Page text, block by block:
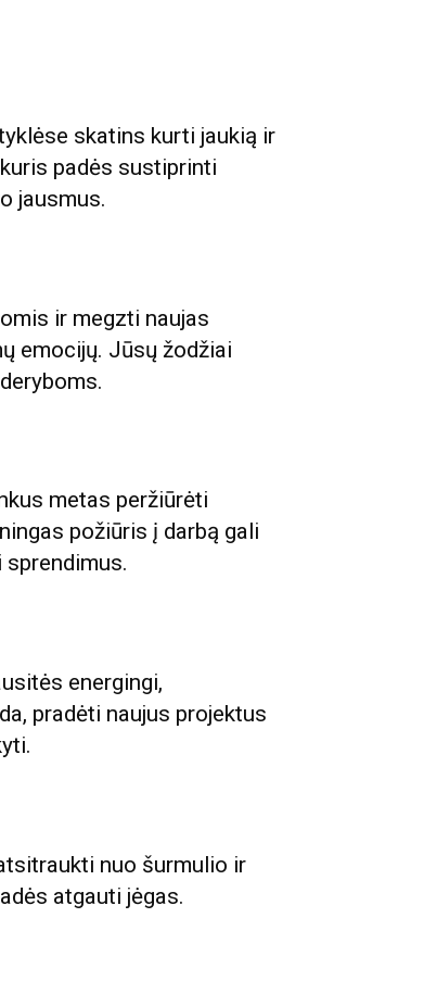
skatins kurti jaukią ir
padės sustiprinti
jausmus.
ir megzti naujas
emocijų. Jūsų žodžiai
metas peržiūrėti
požiūris į darbą gali
energingi,
pradėti naujus projektus
nuo šurmulio ir
atgauti jėgas.